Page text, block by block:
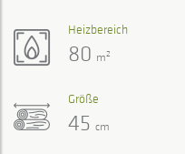
Heizbereich
80 m2
Größe
45 cm